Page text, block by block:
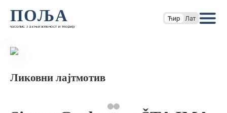
ПОЉА
часопис за књижевност и теорију
Ћир Лат
Ликовни лајтмотив